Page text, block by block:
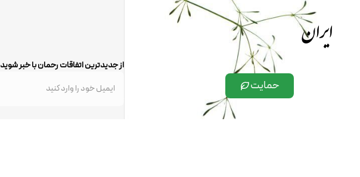
ایران
حمایت
از جدیدترین اتفاقات رحمان با خبر شوید